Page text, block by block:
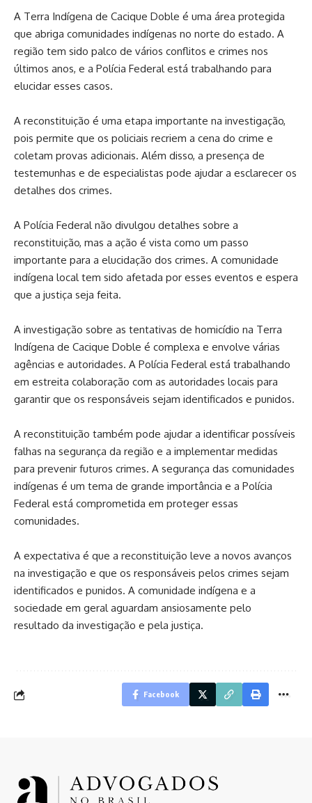
A Terra Indígena de Cacique Doble é uma área protegida
que abriga comunidades indígenas no norte do estado. A
região tem sido palco de vários conflitos e crimes nos
últimos anos, e a Polícia Federal está trabalhando para
elucidar esses casos.
A reconstituição é uma etapa importante na investigação,
pois permite que os policiais recriem a cena do crime e
coletam provas adicionais. Além disso, a presença de
testemunhas e de especialistas pode ajudar a esclarecer os
detalhes dos crimes.
A Polícia Federal não divulgou detalhes sobre a
reconstituição, mas a ação é vista como um passo
importante para a elucidação dos crimes. A comunidade
indígena local tem sido afetada por esses eventos e espera
que a justiça seja feita.
A investigação sobre as tentativas de homicídio na Terra
Indígena de Cacique Doble é complexa e envolve várias
agências e autoridades. A Polícia Federal está trabalhando
em estreita colaboração com as autoridades locais para
garantir que os responsáveis sejam identificados e punidos.
A reconstituição também pode ajudar a identificar possíveis
falhas na segurança da região e a implementar medidas
para prevenir futuros crimes. A segurança das comunidades
indígenas é um tema de grande importância e a Polícia
Federal está comprometida em proteger essas
comunidades.
A expectativa é que a reconstituição leve a novos avanços
na investigação e que os responsáveis pelos crimes sejam
identificados e punidos. A comunidade indígena e a
sociedade em geral aguardam ansiosamente pelo
resultado da investigação e pela justiça.
Facebook